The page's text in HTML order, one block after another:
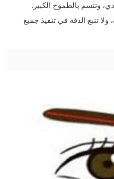
وتتسم بالطموح الكبير.
ولا تتبع الدقة في تنفيذ جميع